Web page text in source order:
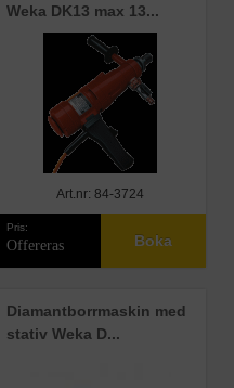
Weka DK13 max 13...
Art.nr: 84-3724
Pris:
Offereras Boka
Diamantborrmaskin med
stativ Weka D...